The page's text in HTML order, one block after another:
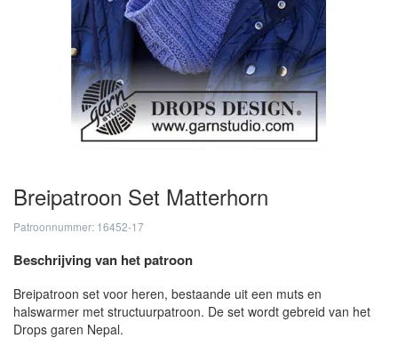
Breipatroon Set Matterhorn
Patroonnummer: 16452-17
Beschrijving van het patroon
Breipatroon set voor heren, bestaande uit een muts en
halswarmer met structuurpatroon. De set wordt gebreid van het
Drops garen Nepal.